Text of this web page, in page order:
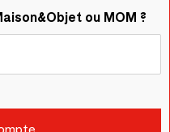
ou MOM ?